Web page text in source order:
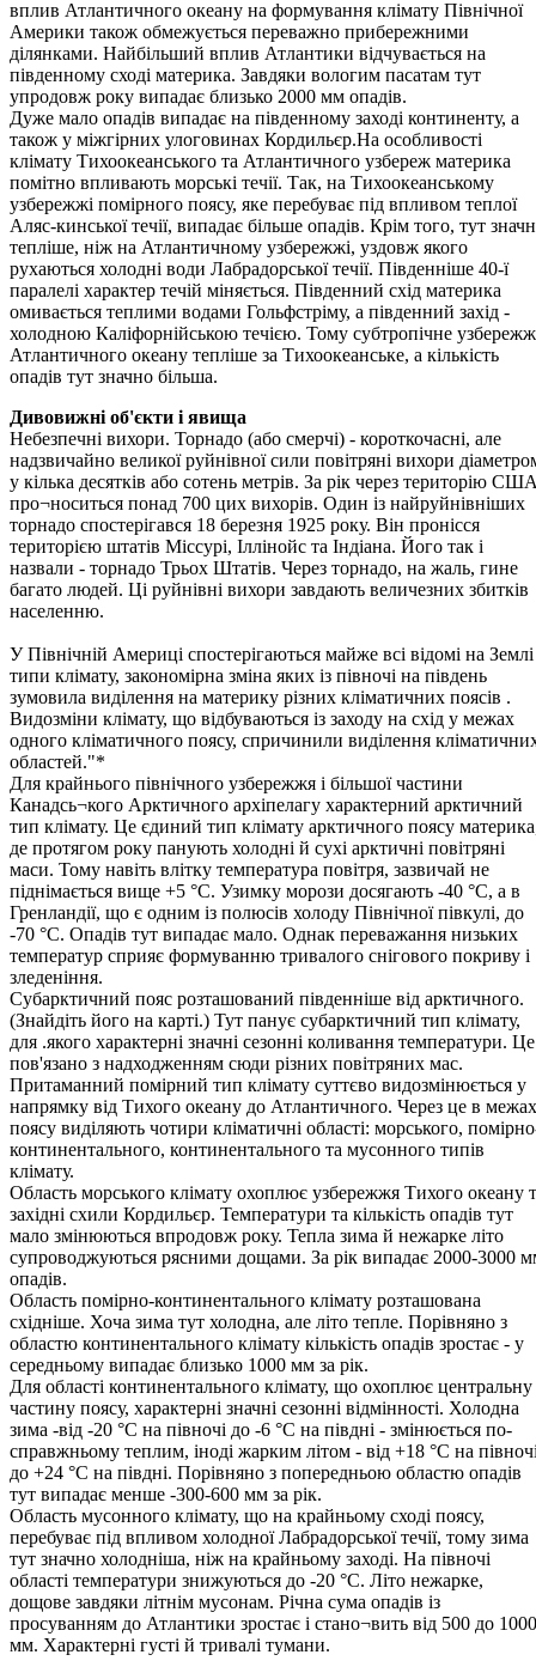
вплив Атлантичного океану на формування клімату Північної
Америки також обмежується переважно прибережними
ділянками. Найбільший вплив Атлантики відчувається на
південному сході материка. Завдяки вологим пасатам тут
упродовж року випадає близько 2000 мм опадів.
Дуже мало опадів випадає на південному заході континенту, а
також у міжгірних улоговинах Кордильєр.На особливості
клімату Тихоокеанського та Атлантичного узбереж материка
помітно впливають морські течії. Так, на Тихоокеанському
узбережжі помірного поясу, яке перебуває під впливом теплої
Аляс-кинської течії, випадає більше опадів. Крім того, тут
тепліше, ніж на Атлантичному узбережжі, уздовж якого
рухаються холодні води Лабрадорської течії. Південніше 40-ї
паралелі характер течій міняється. Південний схід материка
омивається теплими водами Гольфстріму, а південний захід -
холодною Каліфорнійською течією. Тому субтропічне
Атлантичного океану тепліше за Тихоокеанське, а кількість
опадів тут значно більша.
Дивовижні об'єкти і явища
Небезпечні вихори. Торнадо (або смерчі) - короткочасні, але
надзвичайно великої руйнівної сили повітряні вихори
у кілька десятків або сотень метрів. За рік через територію
про¬носиться понад 700 цих вихорів. Один із найруйнівніших
торнадо спостерігався 18 березня 1925 року. Він пронісся
територією штатів Міссурі, Іллінойс та Індіана. Його так і
назвали - торнадо Трьох Штатів. Через торнадо, на жаль, гине
багато людей. Ці руйнівні вихори завдають величезних збитків
населенню.
У Північній Америці спостерігаються майже всі відомі на Землі
типи клімату, закономірна зміна яких із півночі на південь
зумовила виділення на материку різних кліматичних поясів .
Видозміни клімату, що відбуваються із заходу на схід у межах
одного кліматичного поясу, спричинили виділення
областей."*
Для крайнього північного узбережжя і більшої частини
Канадсь¬кого Арктичного архіпелагу характерний арктичний
тип клімату. Це єдиний тип клімату арктичного поясу
де протягом року панують холодні й сухі арктичні повітряні
маси. Тому навіть влітку температура повітря, зазвичай не
піднімається вище +5 °С. Узимку морози досягають -40 °С, а в
Гренландії, що є одним із полюсів холоду Північної півкулі, до
-70 °С. Опадів тут випадає мало. Однак переважання низьких
температур сприяє формуванню тривалого снігового покриву і
зледеніння.
Субарктичний пояс розташований південніше від арктичного.
(Знайдіть його на карті.) Тут панує субарктичний тип клімату,
для .якого характерні значні сезонні коливання температури. Це
пов'язано з надходженням сюди різних повітряних мас.
Притаманний помірний тип клімату суттєво видозмінюється у
напрямку від Тихого океану до Атлантичного. Через це в межах
поясу виділяють чотири кліматичні області: морського,
континентального, континентального та мусонного типів
клімату.
Область морського клімату охоплює узбережжя Тихого океану
західні схили Кордильєр. Температури та кількість опадів тут
мало змінюються впродовж року. Тепла зима й нежарке літо
супроводжуються рясними дощами. За рік випадає 2000-3000
опадів.
Область помірно-континентального клімату розташована
східніше. Хоча зима тут холодна, але літо тепле. Порівняно з
областю континентального клімату кількість опадів зростає - у
середньому випадає близько 1000 мм за рік.
Для області континентального клімату, що охоплює центральну
частину поясу, характерні значні сезонні відмінності. Холодна
зима -від -20 °С на півночі до -6 °С на півдні - змінюється по-
справжньому теплим, іноді жарким літом - від +18 °С на
до +24 °С на півдні. Порівняно з попередньою областю опадів
тут випадає менше -300-600 мм за рік.
Область мусонного клімату, що на крайньому сході поясу,
перебуває під впливом холодної Лабрадорської течії, тому зима
тут значно холодніша, ніж на крайньому заході. На півночі
області температури знижуються до -20 °С. Літо нежарке,
дощове завдяки літнім мусонам. Річна сума опадів із
просуванням до Атлантики зростає і стано¬вить від 500 до 1000
мм. Характерні густі й тривалі тумани.